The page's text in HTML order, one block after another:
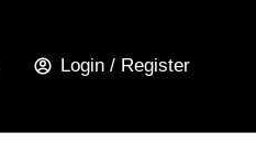
Login / Register